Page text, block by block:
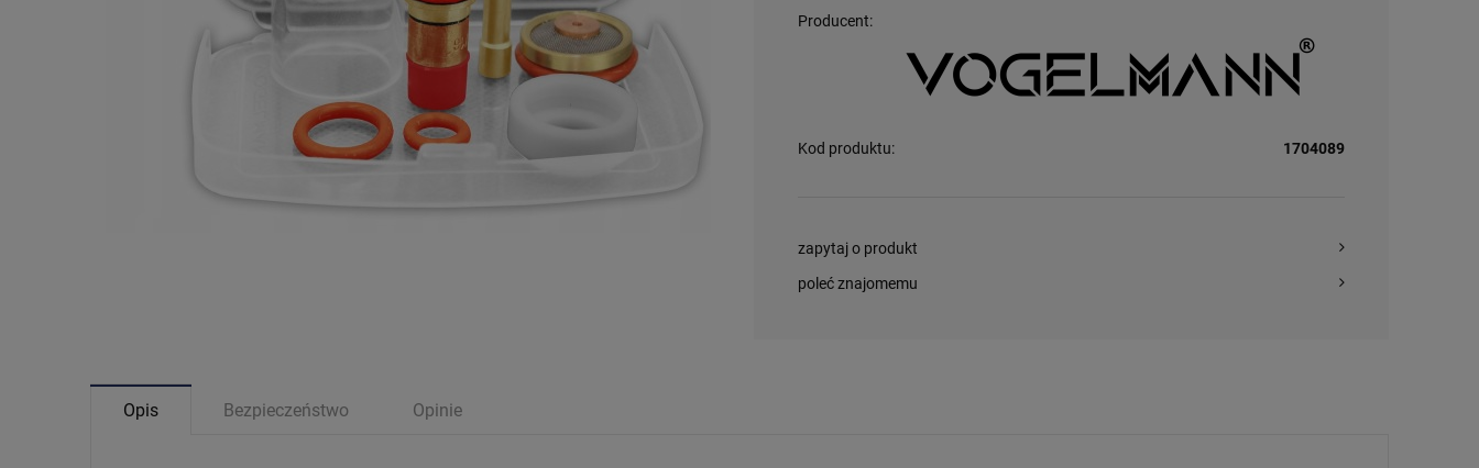
Producent:
Kod produktu: 1704089
zapytaj o produkt
poleć znajomemu
Opis Bezpieczeństwo Opinie